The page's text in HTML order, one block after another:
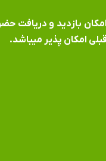
بازدید و دریافت
امکان پذیر میباشد.